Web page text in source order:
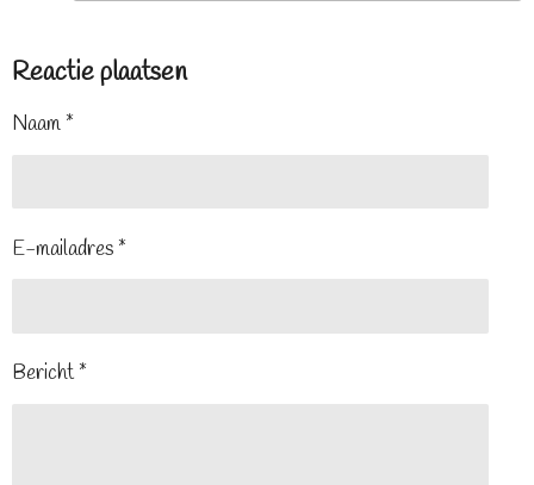
Reactie plaatsen
Naam *
E-mailadres *
Bericht *